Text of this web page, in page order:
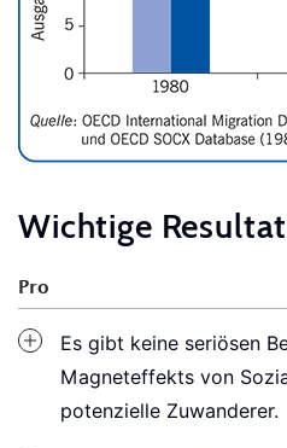
Wichtige
Pro
Es gibt keine seriösen
Magneteffekts von
potenzielle Zuwanderer.